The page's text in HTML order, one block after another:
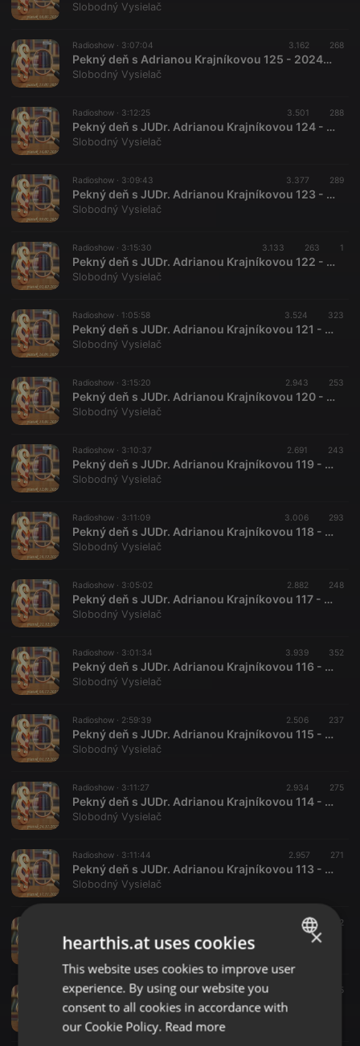
Slobodný Vysielač
Radioshow · 3:07:04 3.162 268
Pekný deň s Adrianou Krajníkovou 125 - 2024-02-23
Slobodný Vysielač
Radioshow · 3:12:25 3.501 288
Pekný deň s JUDr. Adrianou Krajníkovou 124 - 2024-02-16
Slobodný Vysielač
Radioshow · 3:09:43 3.377 289
Pekný deň s JUDr. Adrianou Krajníkovou 123 - 2024-02-09
Slobodný Vysielač
Radioshow · 3:15:30 3.133 263 1
Pekný deň s JUDr. Adrianou Krajníkovou 122 - 2024-02-02
Slobodný Vysielač
Radioshow · 1:05:58 3.524 323
Pekný deň s JUDr. Adrianou Krajníkovou 121 - 2024-01-26
Slobodný Vysielač
Radioshow · 3:15:20 2.943 253
Pekný deň s JUDr. Adrianou Krajníkovou 120 - 2024-01-19
Slobodný Vysielač
Radioshow · 3:10:37 2.691 243
Pekný deň s JUDr. Adrianou Krajníkovou 119 - 2024-01-12
Slobodný Vysielač
Radioshow · 3:11:09 3.006 293
Pekný deň s JUDr. Adrianou Krajníkovou 118 - 2023-12-29
Slobodný Vysielač
Radioshow · 3:05:02 2.882 248
Pekný deň s JUDr. Adrianou Krajníkovou 117 - 2023-12-22
Slobodný Vysielač
Radioshow · 3:01:34 3.939 352
Pekný deň s JUDr. Adrianou Krajníkovou 116 - 2023-12-08 Štefan Harabin a Miroslav Jureňa
Slobodný Vysielač
Radioshow · 2:59:39 2.506 237
Pekný deň s JUDr. Adrianou Krajníkovou 115 - 2023-12-01
Slobodný Vysielač
Radioshow · 3:11:27 2.934 275
Pekný deň s JUDr. Adrianou Krajníkovou 114 - 2023-11-24
Slobodný Vysielač
Radioshow · 3:11:44 2.957 271
Pekný deň s JUDr. Adrianou Krajníkovou 113 - 2023-11-17
Slobodný Vysielač
2.820 282
Slobodný Vysielač
Radioshow ·2:53:34 315
Slobodný Vysielač
ENGLISH
GERMAN
×
hearthis.at uses cookies
This website uses cookies to improve user
experience. By using our website you
consent to all cookies in accordance with
our Cookie Policy. Read more